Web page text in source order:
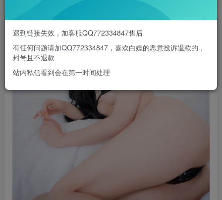
遇到链接失效，加客服QQ772334847售后
有任何问题请加QQ772334847，喜欢白嫖的恶意投诉退款的，
封号且不退款
站内私信看到会在第一时间处理